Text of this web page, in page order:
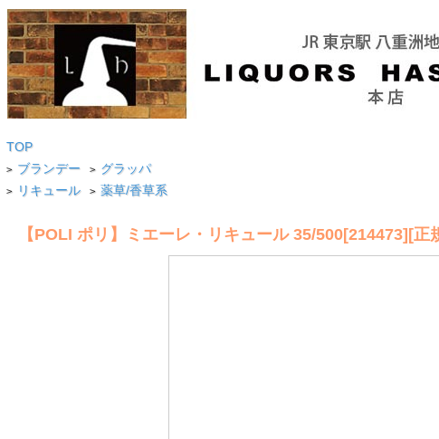
TOP
> ブランデー > グラッパ
> リキュール > 薬草/香草系
【POLI ポリ】ミエーレ・リキュール 35/500[214473][正